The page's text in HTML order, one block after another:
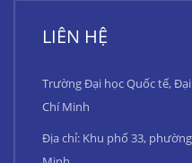
LIÊN HỆ
Trường Đại học Quốc tế,
Chí Minh
Địa chỉ: Khu phố 33,